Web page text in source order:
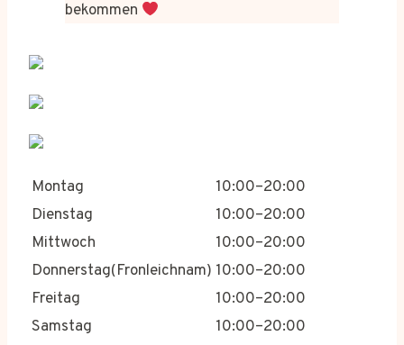
bekommen
Montag
10:00–20:00
Dienstag
10:00–20:00
Mittwoch
10:00–20:00
Donnerstag(Fronleichnam) 10:00–20:00
Freitag
10:00–20:00
Samstag
10:00–20:00